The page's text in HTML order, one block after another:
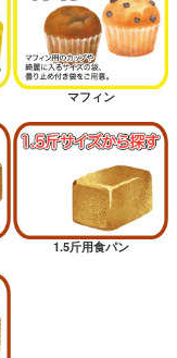
マフィン
1.5斤用食パン